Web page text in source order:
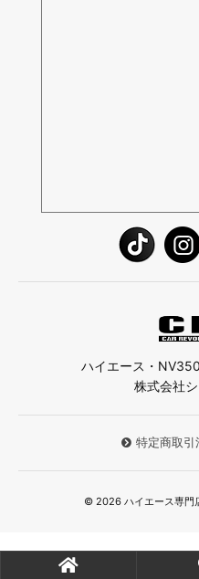
ハイエース・
株式会社
特定商取引
© 2026 ハイエース専門